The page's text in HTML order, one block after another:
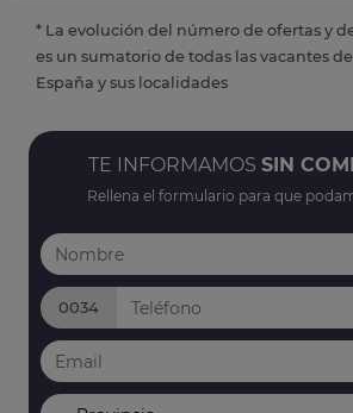
* La evolución del número de ofertas y
es un sumatorio de todas las vacantes
España y sus localidades
TE INFORMAMOS SIN
Rellena el formulario para que
0034